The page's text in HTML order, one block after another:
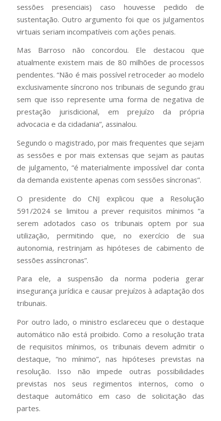
sessões presenciais) caso houvesse pedido de
sustentação. Outro argumento foi que os julgamentos
virtuais seriam incompatíveis com ações penais.
Mas Barroso não concordou. Ele destacou que
atualmente existem mais de 80 milhões de processos
pendentes. “Não é mais possível retroceder ao modelo
exclusivamente síncrono nos tribunais de segundo grau
sem que isso represente uma forma de negativa de
prestação jurisdicional, em prejuízo da própria
advocacia e da cidadania”, assinalou.
Segundo o magistrado, por mais frequentes que sejam
as sessões e por mais extensas que sejam as pautas
de julgamento, “é materialmente impossível dar conta
da demanda existente apenas com sessões síncronas”.
O presidente do CNJ explicou que a Resolução
591/2024 se limitou a prever requisitos mínimos “a
serem adotados caso os tribunais optem por sua
utilização, permitindo que, no exercício de sua
autonomia, restrinjam as hipóteses de cabimento de
sessões assíncronas”.
Para ele, a suspensão da norma poderia gerar
insegurança jurídica e causar prejuízos à adaptação dos
tribunais.
Por outro lado, o ministro esclareceu que o destaque
automático não está proibido. Como a resolução trata
de requisitos mínimos, os tribunais devem admitir o
destaque, “no mínimo”, nas hipóteses previstas na
resolução. Isso não impede outras possibilidades
previstas nos seus regimentos internos, como o
destaque automático em caso de solicitação das
partes.